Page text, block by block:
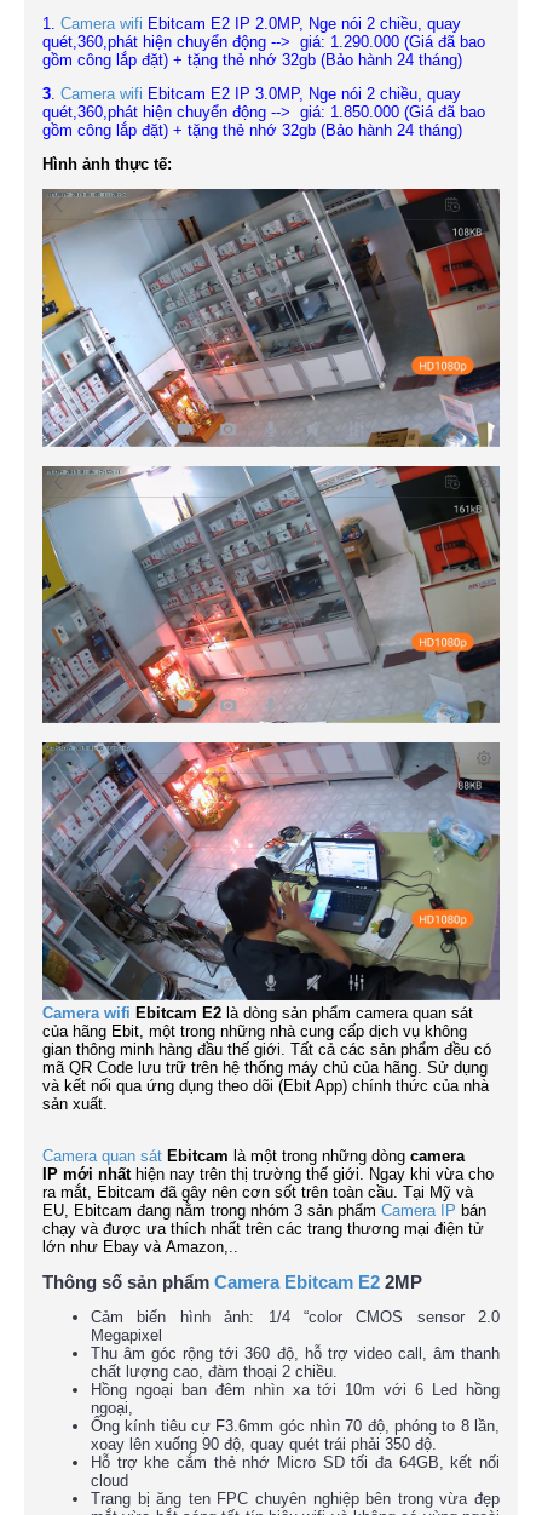
1. Camera wifi Ebitcam E2 IP 2.0MP, Nge nói 2 chiều, quay
quét,360,phát hiện chuyển động --> giá: 1.290.000 (Giá đã bao
gồm công lắp đặt) + tặng thẻ nhớ 32gb (Bảo hành 24 tháng)
3. Camera wifi Ebitcam E2 IP 3.0MP, Nge nói 2 chiều, quay
quét,360,phát hiện chuyển động --> giá: 1.850.000 (Giá đã bao
gồm công lắp đặt) + tặng thẻ nhớ 32gb (Bảo hành 24 tháng)
Hình ảnh thực tế:
Camera wifi Ebitcam E2 là dòng sản phẩm camera quan sát
của hãng Ebit, một trong những nhà cung cấp dịch vụ không
gian thông minh hàng đầu thế giới. Tất cả các sản phẩm đều có
mã QR Code lưu trữ trên hệ thống máy chủ của hãng. Sử dụng
và kết nối qua ứng dụng theo dõi (Ebit App) chính thức của nhà
sản xuất.
Camera quan sát Ebitcam là một trong những dòng camera
IP mới nhất hiện nay trên thị trường thế giới. Ngay khi vừa cho
ra mắt, Ebitcam đã gây nên cơn sốt trên toàn cầu. Tại Mỹ và
EU, Ebitcam đang nằm trong nhóm 3 sản phẩm Camera IP bán
chạy và được ưa thích nhất trên các trang thương mại điện tử
lớn như Ebay và Amazon,..
Thông số sản phẩm Camera Ebitcam E2 2MP
Cảm biến hình ảnh: 1/4 “color CMOS sensor 2.0
Megapixel
Thu âm góc rộng tới 360 độ, hỗ trợ video call, âm thanh
chất lượng cao, đàm thoại 2 chiều.
Hồng ngoại ban đêm nhìn xa tới 10m với 6 Led hồng
ngoại,
Ống kính tiêu cự F3.6mm góc nhìn 70 độ, phóng to 8 lần,
xoay lên xuống 90 độ, quay quét trái phải 350 độ.
Hỗ trợ khe cắm thẻ nhớ Micro SD tối đa 64GB, kết nối
cloud
Trang bị ăng ten FPC chuyên nghiệp bên trong vừa đẹp